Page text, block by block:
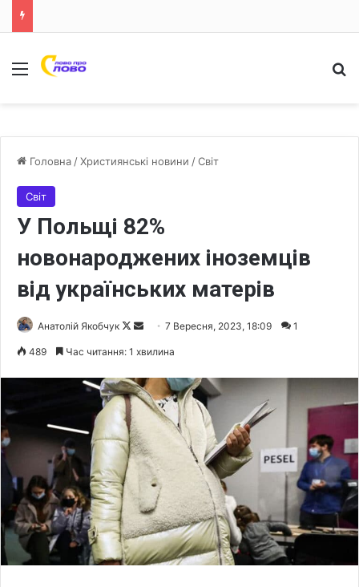
Меню
Головна /Християнські новини /Світ
Світ
У Польщі 82%
новонароджених іноземців
від українських матерів
Анатолій Якобчук
F
l
o
w
o
n
d
a
e
m
l
7 Вересня, 2023, 18:09 1
489 Час читання: 1 хвилина